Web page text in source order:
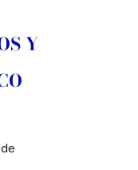
Y